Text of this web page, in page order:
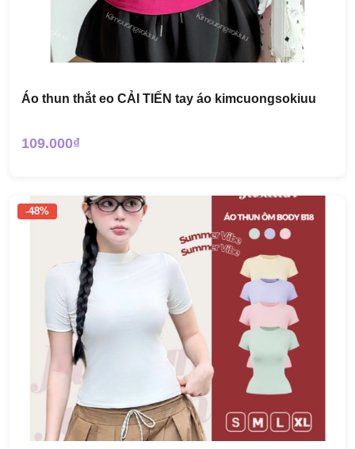
Áo thun thắt eo CẢI TIẾN tay áo kimcuongsokiuu
109.000₫
-48%